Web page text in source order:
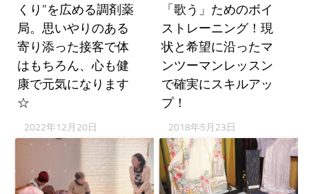
くり”を広める調剤薬
局。思いやりのある
寄り添った接客で体
はもちろん、心も健
康で元気になります
☆
2022年12月20日
「歌う」ためのボイ
ストレーニング！現
状と希望に沿ったマ
ンツーマンレッスン
で確実にスキルアッ
プ！
2018年5月23日